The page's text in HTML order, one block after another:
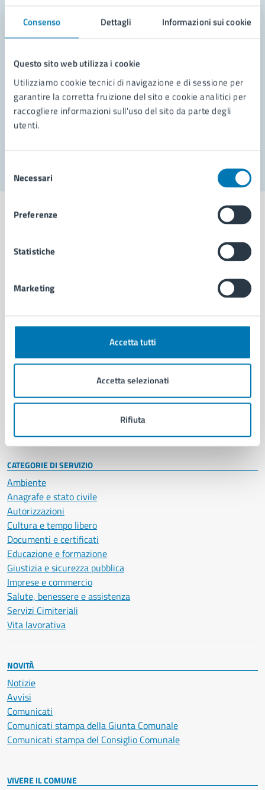
Consenso Dettagli Informazioni sui cookie
Questo sito web utilizza i cookie
Utilizziamo cookie tecnici di navigazione e di sessione per
garantire la corretta fruizione del sito e cookie analitici per
raccogliere informazioni sull'uso del sito da parte degli
utenti.
delNecessari
Preferenze
Statistiche
Marketing
Accetta tutti
Accetta selezionati
Rifiuta
Leggi le domande frequenti
Richiedi assistenza
Prenota appuntamento
Problemi in città
Comune di Napoli
AMMINISTRAZIONE
Organi di governo
Enti e fondazioni
Personale amministrativo
Intranet, posta aziendale e protocollo
CATEGORIE DI SERVIZIO
Ambiente
Anagrafe e stato civile
Autorizzazioni
Cultura e tempo libero
Documenti e certificati
Educazione e formazione
Giustizia e sicurezza pubblica
Imprese e commercio
Salute, benessere e assistenza
Servizi Cimiteriali
Vita lavorativa
NOVITÀ
Notizie
Avvisi
Comunicati
Comunicati stampa della Giunta Comunale
Comunicati stampa del Consiglio Comunale
VIVERE IL COMUNE